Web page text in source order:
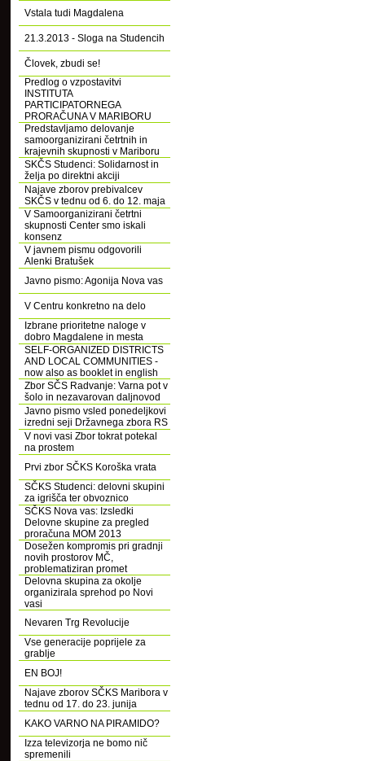
Vstala tudi Magdalena
21.3.2013 - Sloga na Studencih
Človek, zbudi se!
Predlog o vzpostavitvi
INSTITUTA
PARTICIPATORNEGA
PRORAČUNA V MARIBORU
Predstavljamo delovanje
samoorganizirani četrtnih in
krajevnih skupnosti v Mariboru
SKČS Studenci: Solidarnost in
želja po direktni akciji
Najave zborov prebivalcev
SKČS v tednu od 6. do 12. maja
V Samoorganizirani četrtni
skupnosti Center smo iskali
konsenz
V javnem pismu odgovorili
Alenki Bratušek
Javno pismo: Agonija Nova vas
V Centru konkretno na delo
Izbrane prioritetne naloge v
dobro Magdalene in mesta
SELF-ORGANIZED DISTRICTS
AND LOCAL COMMUNITIES -
now also as booklet in english
Zbor SČS Radvanje: Varna pot v
šolo in nezavarovan daljnovod
Javno pismo vsled ponedeljkovi
izredni seji Državnega zbora RS
V novi vasi Zbor tokrat potekal
na prostem
Prvi zbor SČKS Koroška vrata
SČKS Studenci: delovni skupini
za igrišča ter obvoznico
SČKS Nova vas: Izsledki
Delovne skupine za pregled
proračuna MOM 2013
Dosežen kompromis pri gradnji
novih prostorov MČ,
problematiziran promet
Delovna skupina za okolje
organizirala sprehod po Novi
vasi
Nevaren Trg Revolucije
Vse generacije poprijele za
grablje
EN BOJ!
Najave zborov SČKS Maribora v
tednu od 17. do 23. junija
KAKO VARNO NA PIRAMIDO?
Izza televizorja ne bomo nič
spremenili